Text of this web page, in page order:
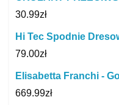
30.99zł
Hi Tec Spodnie
79.00zł
Elisabetta Franchi -
669.99zł